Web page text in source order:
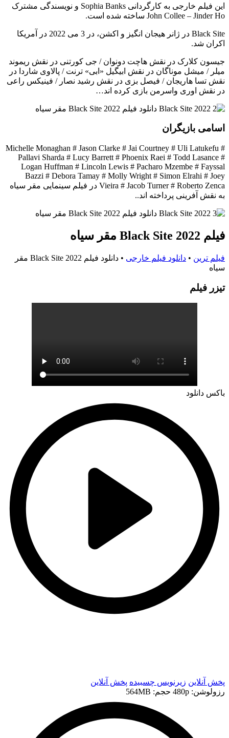
این فیلم خارجی به کارگردانی Sophia Banks و نویسندگی مشترک
John Collee – Jinder Ho ساخته شده است.
Black Site در ژانر هیجان انگیز و اکشن، در 3 می 2022 در آمریکا
اکران شد.
جیسون کلارک در نقش هاچت دونوان / جی کورتنی در نقش ریموند
میلر / میشل موناگان در نقش ابیگیل «ابی» ترنت / پالاوی شاردا در
نقش تسا هاریجان / فیصل بزی در نقش رشید نصار / فینیکس راعی
در نقش اوری واسرمن بازی کرده اند…
اسامی بازیگران
Michelle Monaghan # Jason Clarke # Jai Courtney # Uli Latukefu #
Pallavi Sharda # Lucy Barrett # Phoenix Raei # Todd Lasance #
Logan Huffman # Lincoln Lewis # Pacharo Mzembe # Fayssal
Bazzi # Debora Tamay # Molly Wright # Simon Elrahi # Joey
Vieira # Jacob Turner # Roberto Zenca در فیلم سینمایی مقر سیاه
به نقش آفرینی پرداخته اند..
فیلم Black Site 2022 مقر سیاه
فیلم ترین • دانلود فیلم خارجی •
دانلود فیلم Black Site 2022 مقر
سیاه
تيزر فيلم
باکس دانلود
پخش آنلاین زیرنویس چسبیده پخش آنلاین
رزولوشن: 480p
حجم: 564MB